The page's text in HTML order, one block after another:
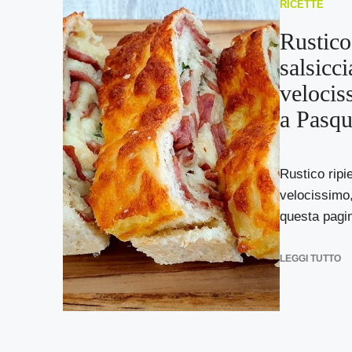
RICETTE
a
Rustico
questa
LEGGI TUTTO